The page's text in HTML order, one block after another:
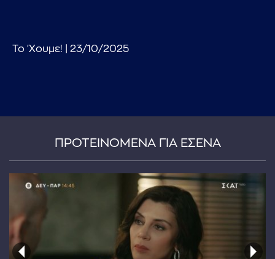
...πληκτρολογήστε κείμενο προς αναζήτηση
Το 'Χουμε! | 23/10/2025
ΠΡΟΤΕΙΝΟΜΕΝΑ ΓΙΑ ΕΣΕΝΑ